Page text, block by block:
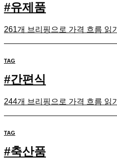
#유제품
261개 브리핑으로 가격 흐름 읽기
TAG
#간편식
244개 브리핑으로 가격 흐름 읽기
TAG
#축산품